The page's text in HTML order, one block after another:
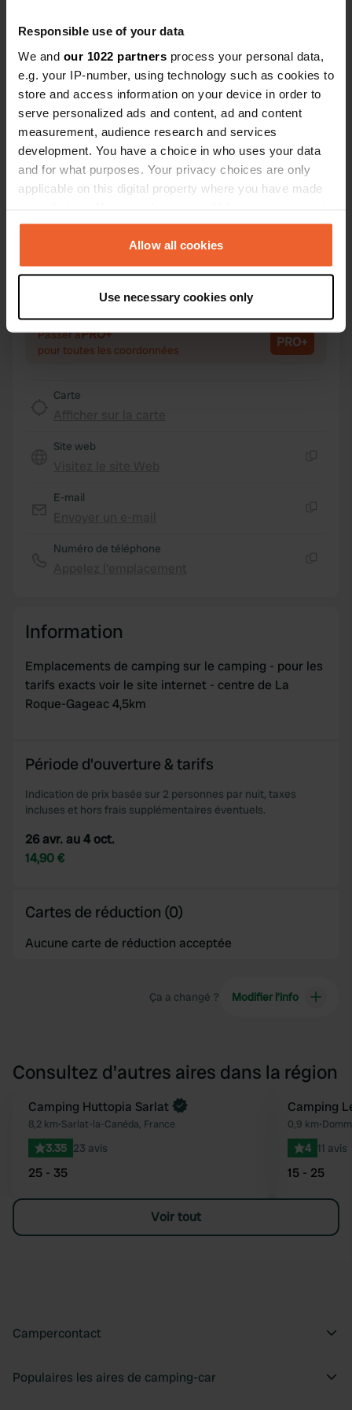
Responsible use of your data
We and our 1022 partners process your personal data,
e.g. your IP-number, using technology such as cookies to
store and access information on your device in order to
serve personalized ads and content, ad and content
measurement, audience research and services
development. You have a choice in who uses your data
and for what purposes. Your privacy choices are only
applicable on this digital property where you have made
any time from the Cookie Declaration or by clicking on
the Privacy trigger icon.
Collect information about your geographical location
which can be accurate to within several meters
Identify your device by actively scanning it for
and set your preferences in the
We use cookies to personalise content and ads, to
our social media, advertising and analytics partners who
of their services.
Allow all cookies
Use necessary cookies only
où vous
Contact
Emplacement
Camping La Butte lieu-dit
24250, La Roque-Gageac, France
Copie
Coordonnées
44° 49' 13" N 1° 12' 53" E
44.82022476 1.2146183
Copie
Passer àPRO+
pour toutes les coordonnées PRO+
Carte
Site web
E-mail
Numéro de téléphone
Information
Emplacements de camping sur le camping - pour les
tarifs exacts voir le site internet - centre de La
Roque-Gageac 4,5km
Période d'ouverture & tarifs
Indication de prix basée sur 2 personnes par nuit, taxes
incluses et hors frais supplémentaires éventuels.
26 avr. au 4 oct.
14,90 €
Cartes de réduction (0)
Aucune carte de réduction acceptée
Ça a changé ? Modifier l’info
Consultez d'autres aires dans la région
Préféré
Reserve maintenant
Camping Huttopia Sarlat
8,2 km•Sarlat-la-Canéda, France
3.35 23 avis
25 - 35
Camping
0,9 km•
4 11 avis
15 - 25
Voir tout
Campercontact
Populaires les aires de camping-car